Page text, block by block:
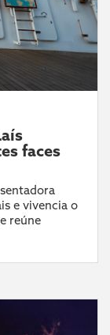
faces
e vivencia o
reúne